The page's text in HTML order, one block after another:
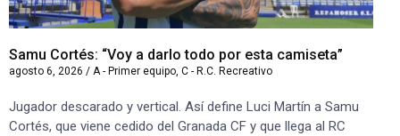
Samu Cortés: “Voy a darlo todo por esta camiseta”
agosto 6, 2026 / A - Primer equipo, C - R.C. Recreativo
Jugador descarado y vertical. Así define Luci Martín a Samu
Cortés, que viene cedido del Granada CF y que llega al RC